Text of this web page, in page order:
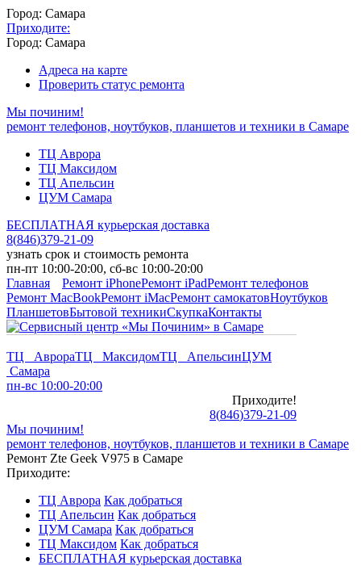
Город: Самара
Приходите:
Город: Самара
Адреса на карте
Проверить статус ремонта
Мы починим!
ремонт телефонов, ноутбуков, планшетов и техники в Самаре
ТЦ Аврора
ТЦ Максидом
ТЦ Апельсин
ЦУМ Самара
БЕСПЛАТНАЯ курьерская доставка
8(846)379-21-09
узнать срок и стоимость ремонта
пн-пт 10:00-20:00, сб-вс 10:00-20:00
Главная
Ремонт iPhoneРемонт iPadРемонт телефонов
Ремонт MacBookРемонт iMacРемонт самокатовНоутбуков
ПланшетовБытовой техникиСкупкаКонтакты
ТЦ АврораТЦ МаксидомТЦ АпельсинЦУМ
Самара
пн-вс 10:00-20:00
Приходите!
8(846)379-21-09
Мы починим!
ремонт телефонов, ноутбуков, планшетов и техники в Самаре
Ремонт Zte Geek V975 в Самаре
Приходите:
ТЦ Аврора Как добраться
ТЦ Апельсин Как добраться
ЦУМ Самара Как добраться
ТЦ Максидом Как добраться
БЕСПЛАТНАЯ курьерская доставка